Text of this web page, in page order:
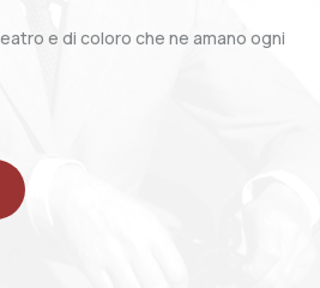
e di coloro che ne amano ogni